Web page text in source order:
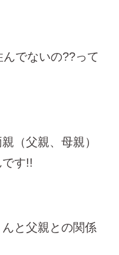
でないの??って
（父親、母親）
す!!
と父親との関係